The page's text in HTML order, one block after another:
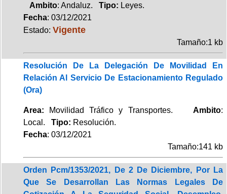
Ambito: Andaluz. Tipo: Leyes.
Fecha: 03/12/2021
Estado: Vigente
Tamaño:1 kb
Resolución De La Delegación De Movilidad En
Relación Al Servicio De Estacionamiento Regulado
(Ora)
Area: Movilidad Tráfico y Transportes. Ambito:
Local. Tipo: Resolución.
Fecha: 03/12/2021
Tamaño:141 kb
Orden Pcm/1353/2021, De 2 De Diciembre, Por La
Que Se Desarrollan Las Normas Legales De